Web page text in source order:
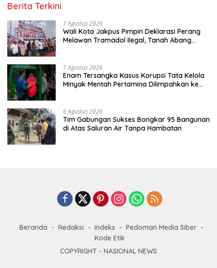
Berita Terkini
7 Agustus 2026
Wali Kota Jakpus Pimpin Deklarasi Perang
Melawan Tramadol Ilegal, Tanah Abang
7 Agustus 2026
Enam Tersangka Kasus Korupsi Tata Kelola
Minyak Mentah Pertamina Dilimpahkan ke
6 Agustus 2026
Tim Gabungan Sukses Bongkar 95 Bangunan
di Atas Saluran Air Tanpa Hambatan
Beranda Redaksi Indeks
Pedoman Media Siber
Kode Etik
COPYRIGHT - NASIONAL NEWS